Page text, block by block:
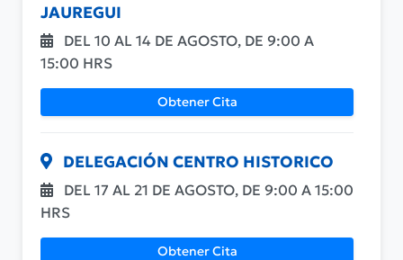
JAUREGUI
DEL 10 AL 14 DE AGOSTO, DE 9:00 A
15:00 HRS
Obtener Cita
DELEGACIÓN CENTRO HISTORICO
DEL 17 AL 21 DE AGOSTO, DE 9:00 A 15:00
HRS
Obtener Cita